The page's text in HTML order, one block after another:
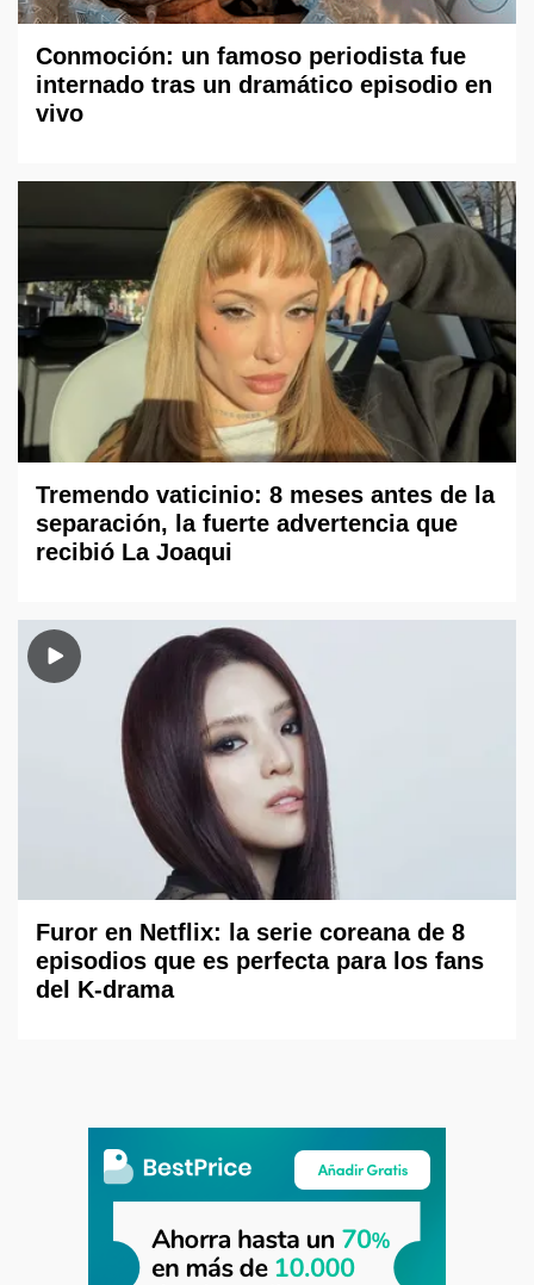
Conmoción: un famoso periodista fue
internado tras un dramático episodio en
vivo
Tremendo vaticinio: 8 meses antes de la
separación, la fuerte advertencia que
recibió La Joaqui
Furor en Netflix: la serie coreana de 8
episodios que es perfecta para los fans
del K-drama